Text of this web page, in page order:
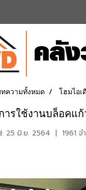
ความทั้งหมด โฮมไอเ
ารใช้งานบล็อคแ
25 มิ.ย. 2564 | 1961 จ